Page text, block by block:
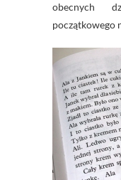
obecnych
początkowego